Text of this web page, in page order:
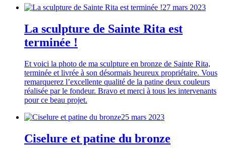
27 mars 2023
La sculpture de Sainte Rita est
terminée !
Et voici la photo de ma sculpture en bronze de Sainte Rita,
terminée et livrée à son désormais heureux propriétaire. Vous
remarquerez l’excellente qualité de la patine deux couleurs
réalisée par le fondeur. Bravo et merci à tous les intervenants
pour ce beau projet.
25 mars 2023
Ciselure et patine du bronze